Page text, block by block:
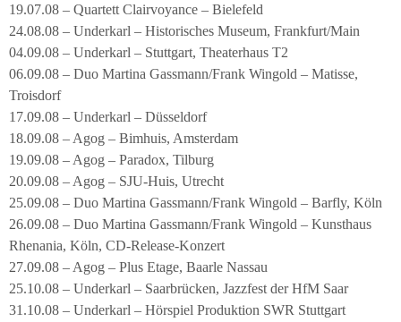
19.07.08 – Quartett Clairvoyance – Bielefeld
24.08.08 – Underkarl – Historisches Museum, Frankfurt/Main
04.09.08 – Underkarl – Stuttgart, Theaterhaus T2
06.09.08 – Duo Martina Gassmann/Frank Wingold – Matisse,
Troisdorf
17.09.08 – Underkarl – Düsseldorf
18.09.08 – Agog – Bimhuis, Amsterdam
19.09.08 – Agog – Paradox, Tilburg
20.09.08 – Agog – SJU-Huis, Utrecht
25.09.08 – Duo Martina Gassmann/Frank Wingold – Barfly, Köln
26.09.08 – Duo Martina Gassmann/Frank Wingold – Kunsthaus
Rhenania, Köln, CD-Release-Konzert
27.09.08 – Agog – Plus Etage, Baarle Nassau
25.10.08 – Underkarl – Saarbrücken, Jazzfest der HfM Saar
31.10.08 – Underkarl – Hörspiel Produktion SWR Stuttgart